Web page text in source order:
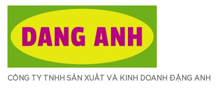
CÔNG TY TNHH SẢN XUẤT VÀ KINH DOANH ĐẶNG ANH